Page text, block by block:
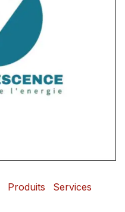
Produits
Services